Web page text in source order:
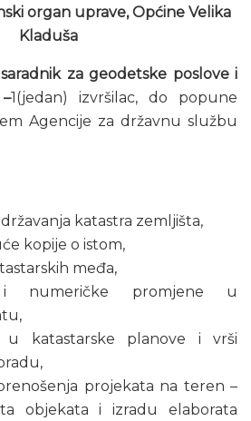
organ uprave, Općine Velika
Kladuša
za geodetske poslove i
1(jedan) izvršilac, do popune
Agencije za državnu službu
katastra zemljišta,
kopije o istom,
međa,
numeričke promjene u
u katastarske planove i vrši
projekata na teren –
objekata i izradu elaborata